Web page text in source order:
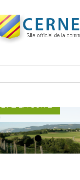
séduit, entre ruralité
images...
LIRE LA SUITE